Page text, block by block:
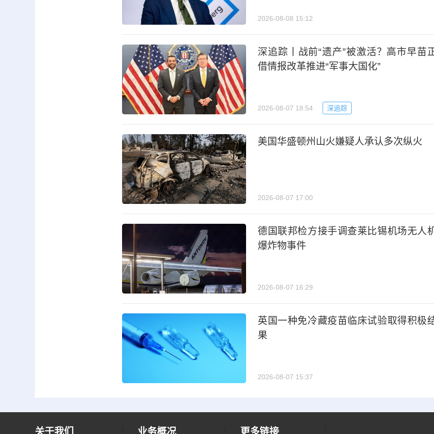
2026-08-08 15:12
深追踪丨战前“遗产”被激活？高市早苗
借情报改革推进“军事大国化”
2026-08-07 18:54 深追踪
美国华盛顿州山火嫌疑人承认多次纵火
2026-08-07 17:00
德国联邦检方接手调查莱比锡机场无人
爆炸物事件
2026-08-07 16:29
英国一种免冷藏疫苗临床试验取得积极
果
2026-08-07 15:37
关于我们 业务概况 更多链接